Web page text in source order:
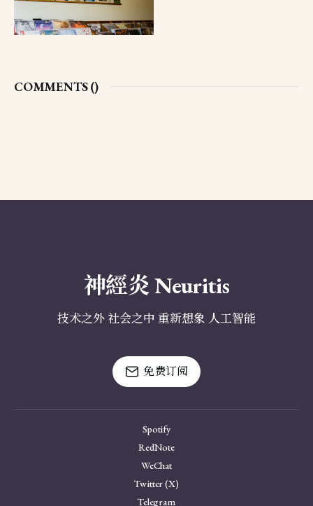
COMMENTS ()
神經炎 Neuritis
技术之外 社会之中 重新想象 人工智能
免费订阅
Spotify
RedNote
WeChat
Twitter (X)
Telegram